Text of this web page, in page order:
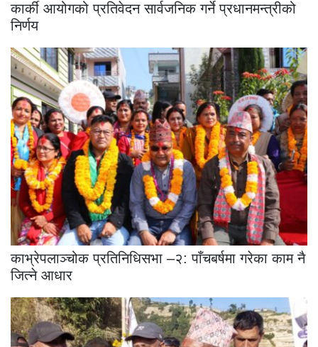
कार्की आयोगको प्रतिवेदन सार्वजनिक गर्ने प्रधानमन्त्रीको
निर्णय
काभ्रेपलाञ्चोक प्रतिनिधिसभा –२: पाँचबर्षमा गरेका काम नै
जित्ने आधार